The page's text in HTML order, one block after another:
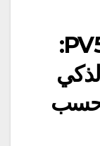
كيا تكشف عن طراز PV5:
حسب